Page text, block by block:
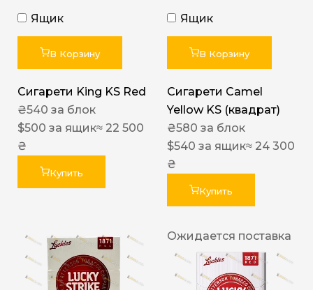
Ящик
В Корзину
Сигарети King KS Red
₴540 за блок
$500 за ящик≈ 22 500
₴
Купить
Ящик
В Корзину
Сигарети Camel
Yellow KS (квадрат)
₴580 за блок
$540 за ящик≈ 24 300
₴
Купить
Ожидается поставка